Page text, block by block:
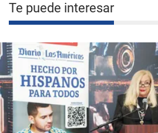
Te puede interesar